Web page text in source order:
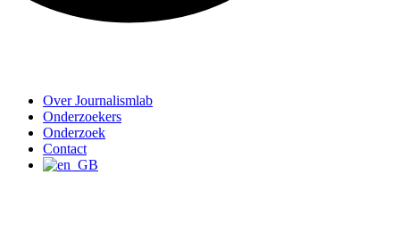
Over Journalismlab
Onderzoekers
Onderzoek
Contact